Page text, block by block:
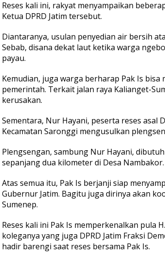
Reses kali ini, rakyat menyampaikan
Ketua DPRD Jatim tersebut.
Diantaranya, usulan penyedian air bersih
Sebab, disana dekat laut ketika warga
payau.
Kemudian, juga warga berharap Pak Is bisa
pemerintah. Terkait jalan raya Kalianget-
kerusakan.
Sementara, Nur Hayani, peserta reses asal
Kecamatan Saronggi mengusulkan
Plengsengan, sambung Nur Hayani,
sepanjang dua kilometer di Desa Nambakor.
Atas semua itu, Pak Is berjanji siap
Gubernur Jatim. Bagitu juga dirinya akan
Sumenep.
Reses kali ini Pak Is memperkenalkan pula
koleganya yang juga DPRD Jatim Fraksi
hadir barengi saat reses bersama Pak Is.